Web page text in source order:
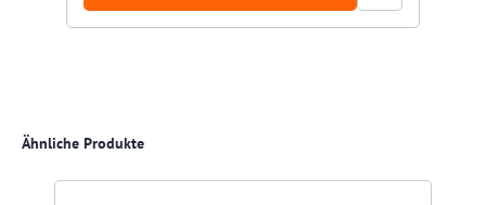
Produktgalerie überspringen
Ähnliche Produkte